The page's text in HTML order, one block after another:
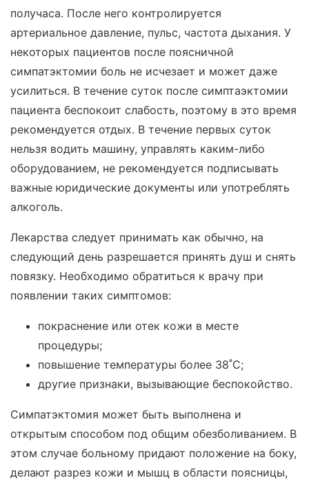
получаса. После него контролируется
артериальное давление, пульс, частота дыхания. У
некоторых пациентов после поясничной
симпатэктомии боль не исчезает и может даже
усилиться. В течение суток после симптаэктомии
пациента беспокоит слабость, поэтому в это время
рекомендуется отдых. В течение первых суток
нельзя водить машину, управлять каким-либо
оборудованием, не рекомендуется подписывать
важные юридические документы или употреблять
алкоголь.
Лекарства следует принимать как обычно, на
следующий день разрешается принять душ и снять
повязку. Необходимо обратиться к врачу при
появлении таких симптомов:
покраснение или отек кожи в месте
процедуры;
повышение температуры более 38˚С;
другие признаки, вызывающие беспокойство.
Симпатэктомия может быть выполнена и
открытым способом под общим обезболиванием. В
этом случае больному придают положение на боку,
делают разрез кожи и мышц в области поясницы,